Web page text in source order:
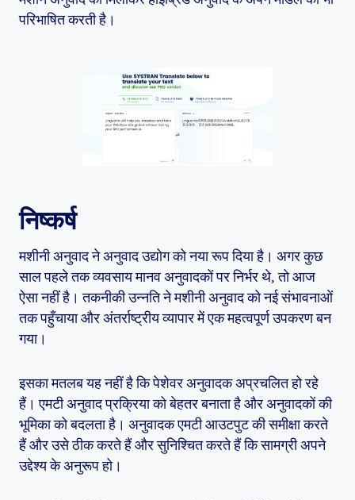
परिभाषित करती है।
निष्कर्ष
मशीनी अनुवाद ने अनुवाद उद्योग को नया रूप दिया है। अगर कुछ
साल पहले तक व्यवसाय मानव अनुवादकों पर निर्भर थे, तो आज
ऐसा नहीं है। तकनीकी उन्नति ने मशीनी अनुवाद को नई संभावनाओं
तक पहुँचाया और अंतर्राष्ट्रीय व्यापार में एक महत्वपूर्ण उपकरण बन
गया।
इसका मतलब यह नहीं है कि पेशेवर अनुवादक अप्रचलित हो रहे
हैं। एमटी अनुवाद प्रक्रिया को बेहतर बनाता है और अनुवादकों की
भूमिका को बदलता है। अनुवादक एमटी आउटपुट की समीक्षा करते
हैं और उसे ठीक करते हैं और सुनिश्चित करते हैं कि सामग्री अपने
उद्देश्य के अनुरूप हो।